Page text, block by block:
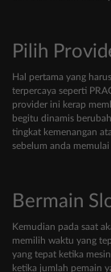
Pilih
Hal pertama yang
terpercaya seperti
provider ini kerap
begitu dinamis
tingkat kemenangan
sebelum anda
Bermain
Kemudian pada saat
memilih waktu yang
yang tepat ketika
ketika jumlah pemain